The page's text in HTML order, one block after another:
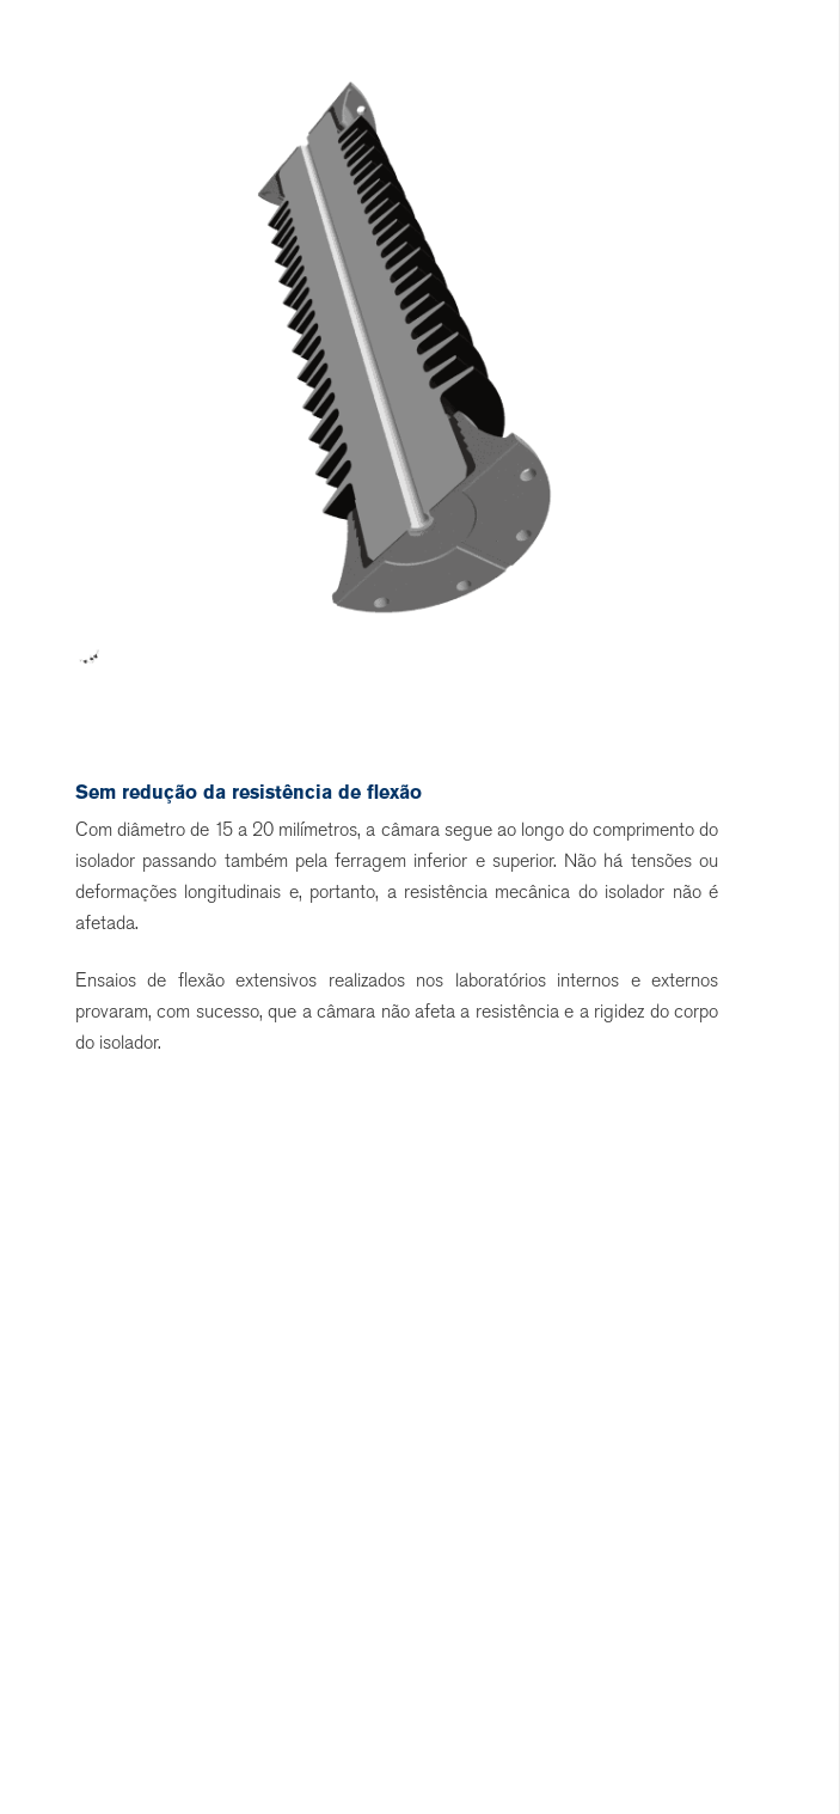
Sem redução da resistência de flexão
Com diâmetro de 15 a 20 milímetros, a câmara segue ao longo do comprimento do
isolador passando também pela ferragem inferior e superior. Não há tensões ou
deformações longitudinais e, portanto, a resistência mecânica do isolador não é
afetada.
Ensaios de flexão extensivos realizados nos laboratórios internos e externos
provaram, com sucesso, que a câmara não afeta a resistência e a rigidez do corpo
do isolador.